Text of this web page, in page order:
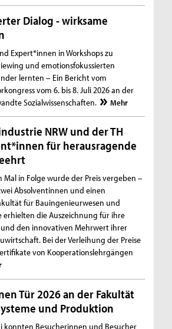
Dialog - wirksame
Expert*innen in Workshops zu
und emotionsfokussierten
lernten – Ein Bericht vom
vom 6. bis 8. Juli 2026 an der
Sozialwissenschaften.
Mehr
NRW und der TH
für herausragende
Mal in Folge wurde der Preis vergeben –
Absolventinnen und einen
für Bauingenieurwesen und
erhielten die Auszeichnung für ihre
den innovativen Mehrwert ihrer
Bei der Verleihung der Preise
von Kooperationslehrgängen
Tür 2026 an der Fakultät
und Produktion
konnten Besucherinnen und Besucher